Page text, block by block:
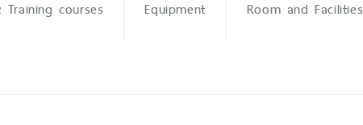
courses Equipment Room and Facilities